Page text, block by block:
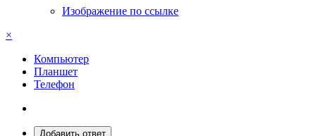
Изображение по ссылке
×
Компьютер
Планшет
Телефон
Добавить ответ